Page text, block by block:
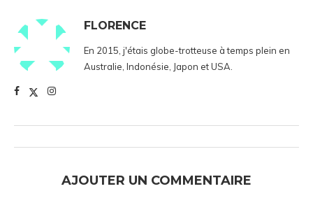
FLORENCE
En 2015, j'étais globe-trotteuse à temps plein en
Australie, Indonésie, Japon et USA.
AJOUTER UN COMMENTAIRE